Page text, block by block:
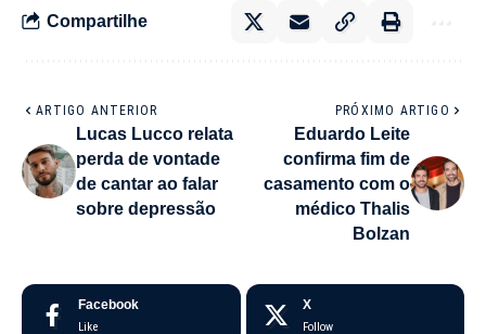
Compartilhe
ARTIGO ANTERIOR
Lucas Lucco relata
perda de vontade
de cantar ao falar
sobre depressão
PRÓXIMO ARTIGO
Eduardo Leite
confirma fim de
casamento com o
médico Thalis
Bolzan
Facebook
Like
X
Follow